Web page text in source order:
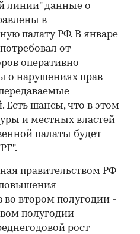
линии" данные о
в
палату РФ. В январе
от
оперативно
о нарушениях прав
Есть шансы, что в этом
и местных властей
палаты будет
правительством РФ
втором полугодии -
полугодии
рост